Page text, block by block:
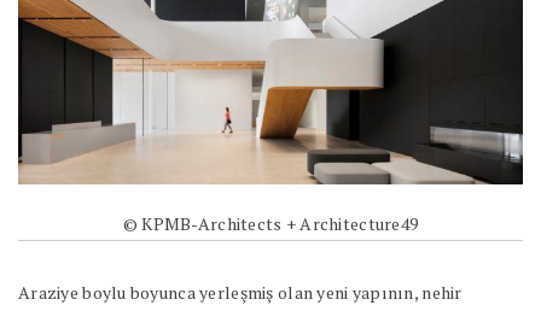
© KPMB-Architects + Architecture49
Araziye boylu boyunca yerleşmiş olan yeni yapının, nehir